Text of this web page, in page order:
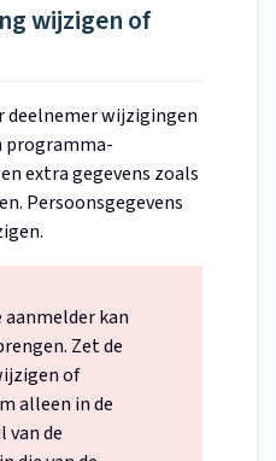
wijzigen of
deelnemer wijzigingen
programma-
extra gegevens zoals
Persoonsgegevens
aanmelder kan
Zet de
of
alleen in de
van de